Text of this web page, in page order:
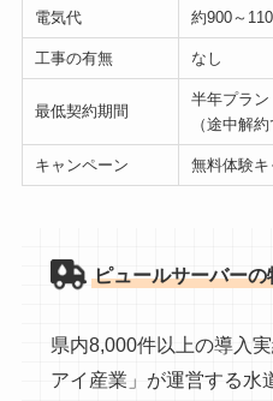
電気代 約900～
工事の有無 なし
最低契約期間
半年プラ
（途中解
キャンペーン 無料体験キ
ピュールサーバーの
県内8,000件以上の導入
アイ産業」が運営する水